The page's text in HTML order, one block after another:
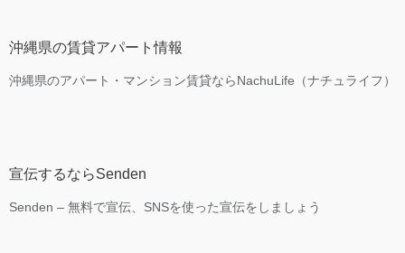
沖縄県の賃貸アパート情報
沖縄県のアパート・マンション賃貸ならNachuLife（ナチュライフ）
宣伝するならSenden
Senden – 無料で宣伝、SNSを使った宣伝をしましょう